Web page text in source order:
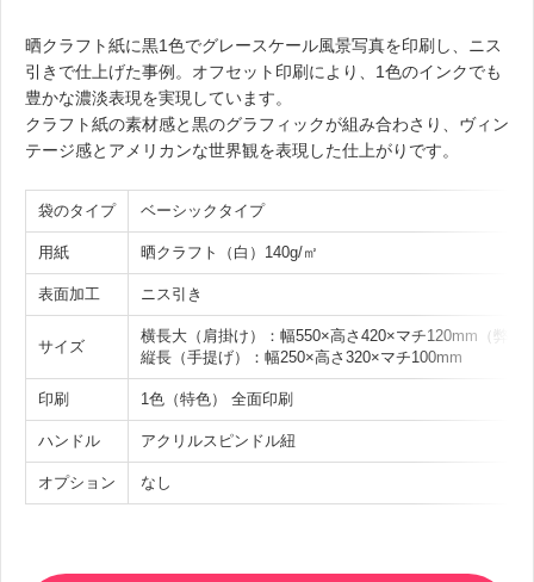
晒クラフト紙に黒1色でグレースケール風景写真を印刷し、ニス
引きで仕上げた事例。オフセット印刷により、1色のインクでも
豊かな濃淡表現を実現しています。
クラフト紙の素材感と黒のグラフィックが組み合わさり、ヴィン
テージ感とアメリカンな世界観を表現した仕上がりです。
袋のタイプ ベーシックタイプ
用紙 晒クラフト（白）140g/㎡
表面加工 ニス引き
サイズ
横長大（肩掛け）：幅550×高さ420×マチ120mm（弊社
縦長（手提げ）：幅250×高さ320×マチ100mm
印刷 1色（特色） 全面印刷
ハンドル アクリルスピンドル紐
オプション なし